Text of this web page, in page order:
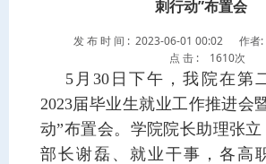
刺行动”布置会
发 布 时 间 : 2023-06-01 00:02
作者
点 击 : 1610次
5月30日下午，我院在第
2023届毕业生就业工作推进会
动”布置会。学院院长助理张
部长谢磊、就业干事，各高